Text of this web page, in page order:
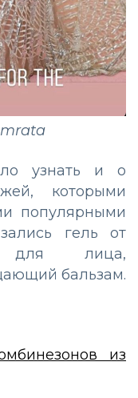
узнать и о
которыми
популярными
гель от
для лица,
бальзам.
из